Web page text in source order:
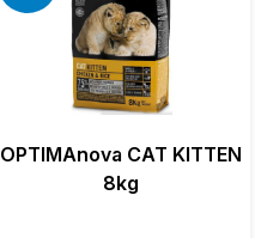
OPTIMAnova CAT KITTEN
8kg